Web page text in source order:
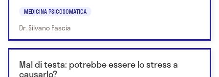
MEDICINA PSICOSOMATICA
Dr. Silvano Fascia
Mal di testa: potrebbe essere lo stress a
causarlo?